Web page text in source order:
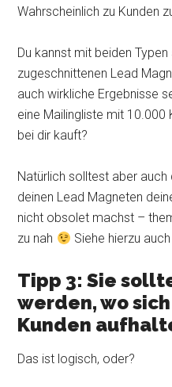
Wahrscheinlich zu Kunden
Du kannst mit beiden
zugeschnittenen Lead
auch wirkliche Ergebnisse
eine Mailingliste mit
bei dir kauft?
Natürlich solltest aber
deinen Lead Magneten
nicht obsolet machst –
zu nah
Siehe hierzu
Tipp 3: Sie
werden, wo
Kunden
Das ist logisch, oder?